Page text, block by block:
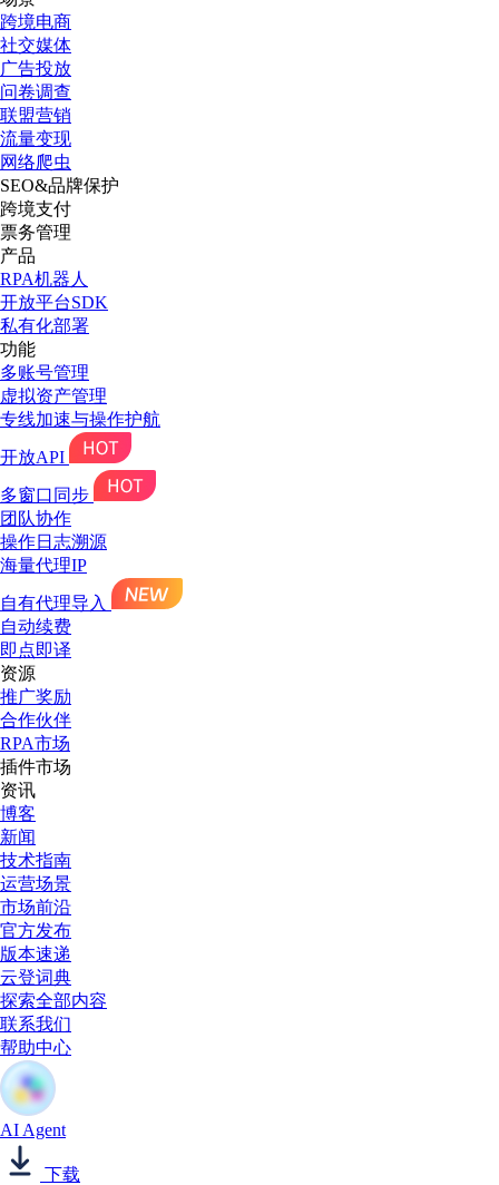
跨境电商
社交媒体
广告投放
问卷调查
联盟营销
流量变现
网络爬虫
SEO&品牌保护
跨境支付
票务管理
产品
RPA机器人
开放平台SDK
私有化部署
功能
多账号管理
虚拟资产管理
专线加速与操作护航
开放API
多窗口同步
团队协作
操作日志溯源
海量代理IP
自有代理导入
自动续费
即点即译
资源
推广奖励
合作伙伴
RPA市场
插件市场
资讯
博客
新闻
技术指南
运营场景
市场前沿
官方发布
版本速递
云登词典
探索全部内容
联系我们
帮助中心
AI Agent
下载